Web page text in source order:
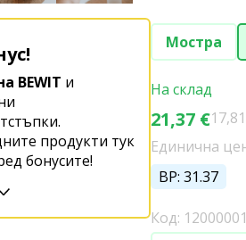
BEWIT и
продукти тук
бонусите!
Мостра
На склад
21,37 €
Единична
BP: 31.37
Код: